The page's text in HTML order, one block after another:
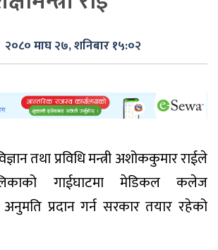
२०८० माघ २७, शनिबार १५:०२
तथा प्रविधि मन्त्री अशोककुमार राईले
गाईघाटमा मेडिकल कलेज
प्रदान गर्न सरकार तयार रहेको